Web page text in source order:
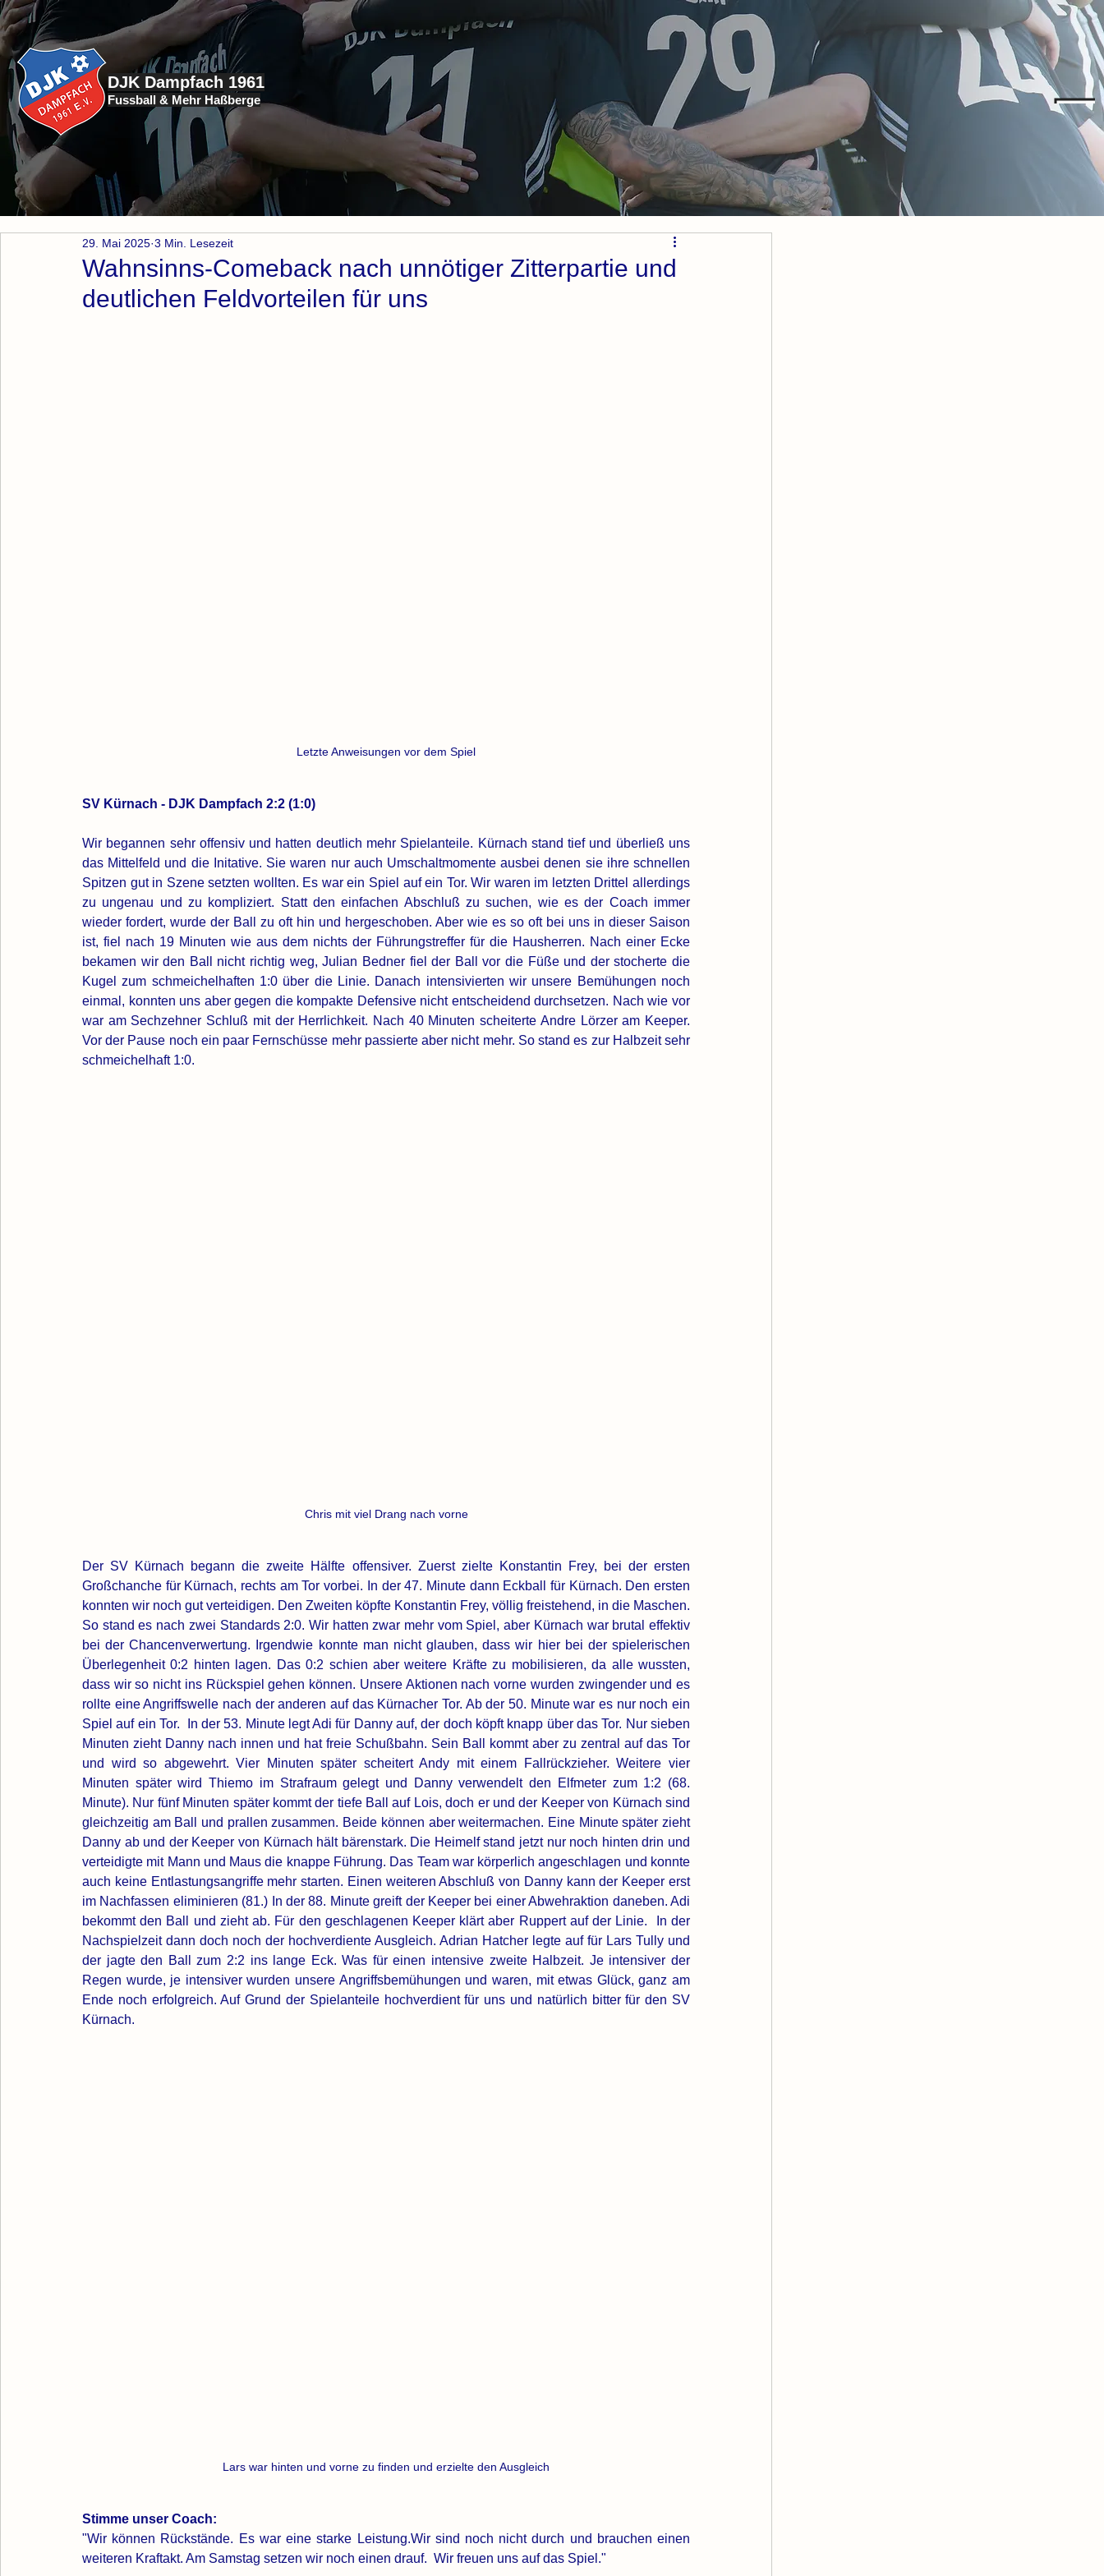
DJK Dampfach 1961
Fussball & Mehr Haßberge
Wahnsinns-Comeback nach unnötiger Zitterpartie und
deutlichen Feldvorteilen für uns
29. Mai 2025 3 Min. Lesezeit
Letzte Anweisungen vor dem Spiel
SV Kürnach - DJK Dampfach 2:2 (1:0)
Wir begannen sehr offensiv und hatten deutlich mehr Spielanteile. Kürnach stand tief und überließ uns
das Mittelfeld und die Initative. Sie waren nur auch Umschaltmomente ausbei denen sie ihre schnellen
Spitzen gut in Szene setzten wollten. Es war ein Spiel auf ein Tor. Wir waren im letzten Drittel allerdings
zu ungenau und zu kompliziert. Statt den einfachen Abschluß zu suchen, wie es der Coach immer
wieder fordert, wurde der Ball zu oft hin und hergeschoben. Aber wie es so oft bei uns in dieser Saison
ist, fiel nach 19 Minuten wie aus dem nichts der Führungstreffer für die Hausherren. Nach einer Ecke
bekamen wir den Ball nicht richtig weg, Julian Bedner fiel der Ball vor die Füße und der stocherte die
Kugel zum schmeichelhaften 1:0 über die Linie. Danach intensivierten wir unsere Bemühungen noch
einmal, konnten uns aber gegen die kompakte Defensive nicht entscheidend durchsetzen. Nach wie vor
war am Sechzehner Schluß mit der Herrlichkeit. Nach 40 Minuten scheiterte Andre Lörzer am Keeper.
Vor der Pause noch ein paar Fernschüsse mehr passierte aber nicht mehr. So stand es zur Halbzeit sehr
schmeichelhaft 1:0.
Chris mit viel Drang nach vorne
Der SV Kürnach begann die zweite Hälfte offensiver. Zuerst zielte Konstantin Frey, bei der ersten
Großchanche für Kürnach, rechts am Tor vorbei. In der 47. Minute dann Eckball für Kürnach. Den ersten
konnten wir noch gut verteidigen. Den Zweiten köpfte Konstantin Frey, völlig freistehend, in die Maschen.
So stand es nach zwei Standards 2:0. Wir hatten zwar mehr vom Spiel, aber Kürnach war brutal effektiv
bei der Chancenverwertung. Irgendwie konnte man nicht glauben, dass wir hier bei der spielerischen
Überlegenheit 0:2 hinten lagen. Das 0:2 schien aber weitere Kräfte zu mobilisieren, da alle wussten,
dass wir so nicht ins Rückspiel gehen können. Unsere Aktionen nach vorne wurden zwingender und es
rollte eine Angriffswelle nach der anderen auf das Kürnacher Tor. Ab der 50. Minute war es nur noch ein
Spiel auf ein Tor.  In der 53. Minute legt Adi für Danny auf, der doch köpft knapp über das Tor. Nur sieben
Minuten zieht Danny nach innen und hat freie Schußbahn. Sein Ball kommt aber zu zentral auf das Tor
und wird so abgewehrt. Vier Minuten später scheitert Andy mit einem Fallrückzieher. Weitere vier
Minuten später wird Thiemo im Strafraum gelegt und Danny verwendelt den Elfmeter zum 1:2 (68.
Minute). Nur fünf Minuten später kommt der tiefe Ball auf Lois, doch er und der Keeper von Kürnach sind
gleichzeitig am Ball und prallen zusammen. Beide können aber weitermachen. Eine Minute später zieht
Danny ab und der Keeper von Kürnach hält bärenstark. Die Heimelf stand jetzt nur noch hinten drin und
verteidigte mit Mann und Maus die knappe Führung. Das Team war körperlich angeschlagen und konnte
auch keine Entlastungsangriffe mehr starten. Einen weiteren Abschluß von Danny kann der Keeper erst
im Nachfassen eliminieren (81.) In der 88. Minute greift der Keeper bei einer Abwehraktion daneben. Adi
bekommt den Ball und zieht ab. Für den geschlagenen Keeper klärt aber Ruppert auf der Linie.  In der
Nachspielzeit dann doch noch der hochverdiente Ausgleich. Adrian Hatcher legte auf für Lars Tully und
der jagte den Ball zum 2:2 ins lange Eck. Was für einen intensive zweite Halbzeit. Je intensiver der
Regen wurde, je intensiver wurden unsere Angriffsbemühungen und waren, mit etwas Glück, ganz am
Ende noch erfolgreich. Auf Grund der Spielanteile hochverdient für uns und natürlich bitter für den SV
Kürnach.
Lars war hinten und vorne zu finden und erzielte den Ausgleich
Stimme unser Coach:
"Wir können Rückstände. Es war eine starke Leistung.Wir sind noch nicht durch und brauchen einen
weiteren Kraftakt. Am Samstag setzen wir noch einen drauf.  Wir freuen uns auf das Spiel."